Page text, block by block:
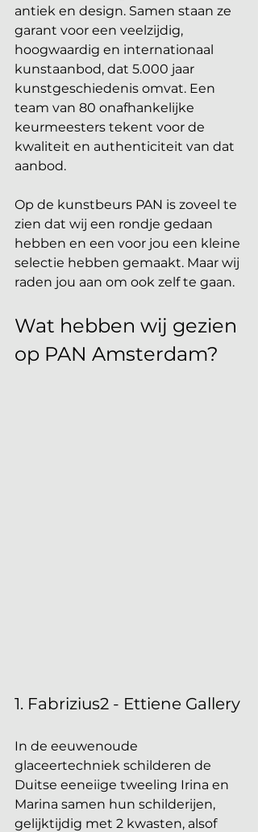
antiek en design. Samen staan ze
garant voor een veelzijdig,
hoogwaardig en internationaal
kunstaanbod, dat 5.000 jaar
kunstgeschiedenis omvat. Een
team van 80 onafhankelijke
keurmeesters tekent voor de
kwaliteit en authenticiteit van dat
aanbod.
Op de kunstbeurs PAN is zoveel te
zien dat wij een rondje gedaan
hebben en een voor jou een kleine
selectie hebben gemaakt. Maar wij
raden jou aan om ook zelf te gaan.
Wat hebben wij gezien
op PAN Amsterdam?
1. Fabrizius2 - Ettiene Gallery
In de eeuwenoude
glaceertechniek schilderen de
Duitse eeneiige tweeling Irina en
Marina samen hun schilderijen,
gelijktijdig met 2 kwasten, alsof